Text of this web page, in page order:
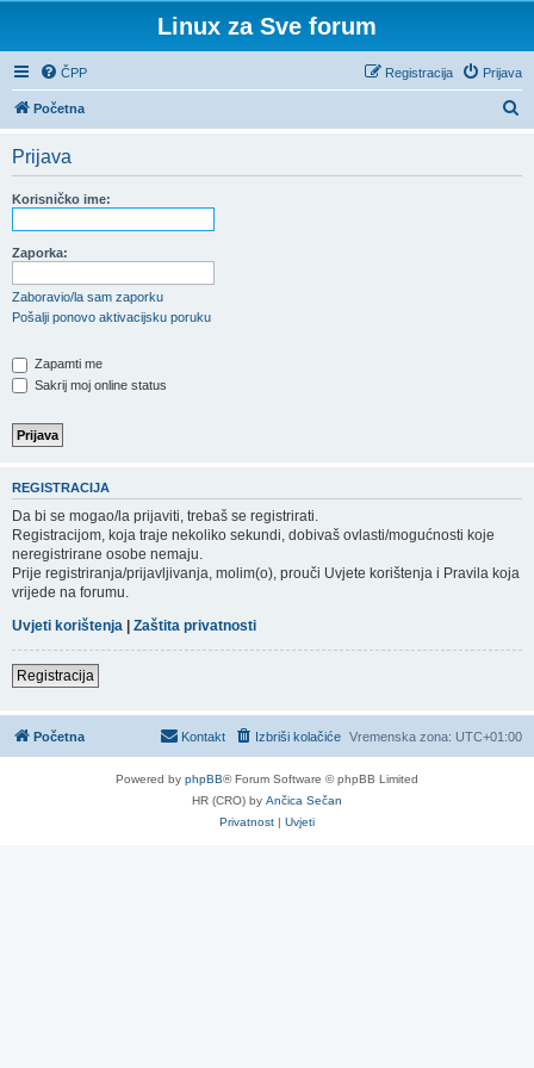
Linux za Sve forum
ČPP Prijava
Registracija
Početna
Prijava
Korisničko ime:
Zaporka:
Zaboravio/la sam zaporku
Pošalji ponovo aktivacijsku poruku
Zapamti me
Sakrij moj online status
REGISTRACIJA
Da bi se mogao/la prijaviti, trebaš se registrirati.
Registracijom, koja traje nekoliko sekundi, dobivaš ovlasti/mogućnosti koje
neregistrirane osobe nemaju.
Prije registriranja/prijavljivanja, molim(o), prouči Uvjete korištenja i Pravila koja
vrijede na forumu.
Uvjeti korištenja | Zaštita privatnosti
Registracija
Početna Vremenska zona: UTC+01:00
Izbriši kolačiće
Kontakt
Powered by phpBB® Forum Software © phpBB Limited
HR (CRO) by Ančica Sečan
Privatnost | Uvjeti